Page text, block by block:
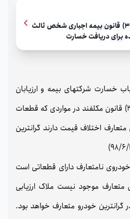
آیین نامه اجرایی ماده (30) قانون بیمه اجباری شخص ثالث
برای دریافت خسارت
ارزیاب خسارت شرکتهای بیمه و ارزیابان
خسارت موضوع ماده (39) قانون مکلفند در مواردی که قطعات
متعارف اختلاف قیمت دارند گرانترین
که خودروی نامتعارف دارای قطعاتی است
موجود نیست ملاک ارزیابی
خودرو متعارف خواهد بود.